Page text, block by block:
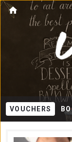
VOUCHERS